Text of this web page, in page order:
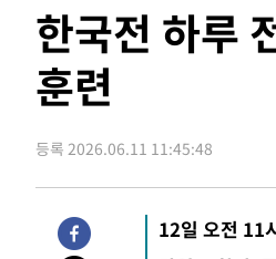
3시간 전 >[속보]원·달러 환율, 7.7
3시간 전 >[속보] 노원서 40.1도 관
4시간 전 >[속보]종합특검, '계엄 수
4시간 전 >11시간 압수수색에 성접
4시간 전 >[속보]규제합리화위원회
후임
-12973초 전 >
이강인, 폭염 속 AT
-10112초 전 >
미 사업체 일자리, 7
한국전 하루
훈련
등록 2026.06.11 11:45:48
12일 오전 11